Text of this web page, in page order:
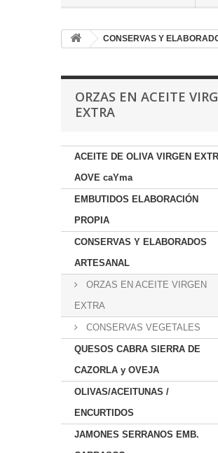
CONSERVAS Y
ORZAS EN ACEITE
EXTRA
ACEITE DE OLIVA VIRGEN
AOVE caYma
EMBUTIDOS ELABORACIÓN
PROPIA
CONSERVAS Y ELABORADOS
ARTESANAL
ORZAS EN ACEITE VIRGEN
EXTRA
CONSERVAS VEGETALES
QUESOS CABRA SIERRA DE
CAZORLA y OVEJA
OLIVAS/ACEITUNAS /
ENCURTIDOS
JAMONES SERRANOS EMB.